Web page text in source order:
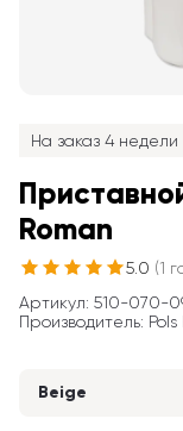
На заказ 4 недели
Roman
5.0 (1
Артикул: 510-070-
Производитель:
Beige